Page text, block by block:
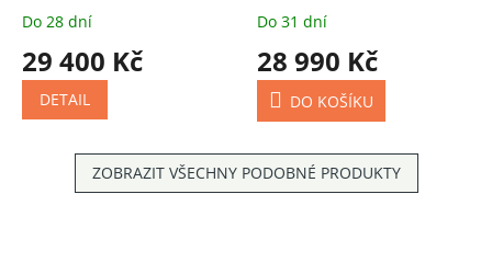
Do 28 dní
29 400 Kč
DETAIL
Do 31 dní
28 990 Kč
DO KOŠÍKU
ZOBRAZIT VŠECHNY PODOBNÉ PRODUKTY